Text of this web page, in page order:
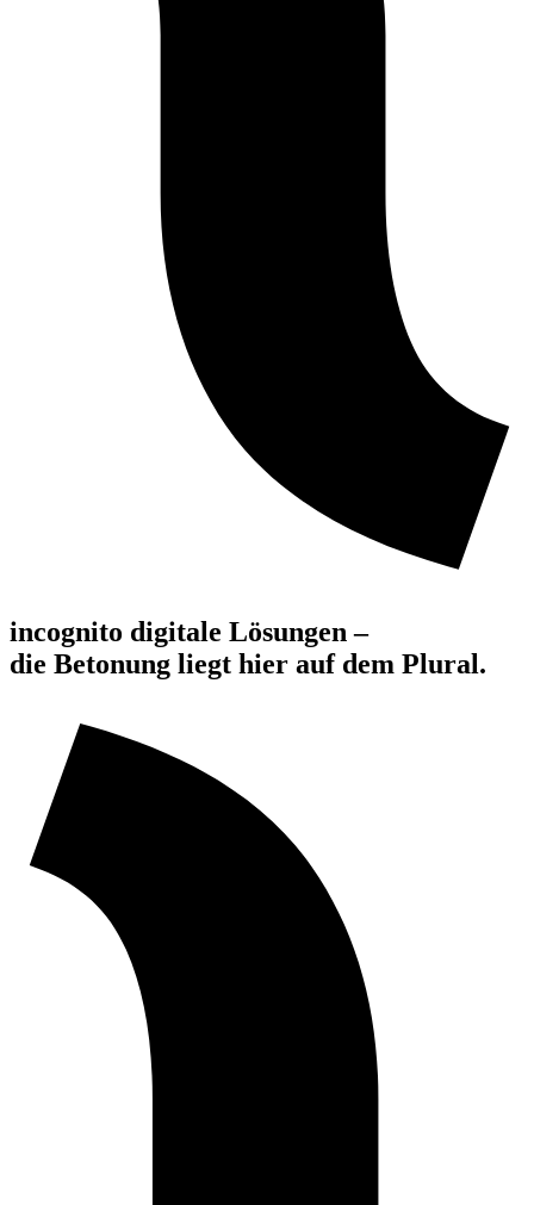
incognito digitale Lösungen –
die Betonung liegt hier auf dem Plural.